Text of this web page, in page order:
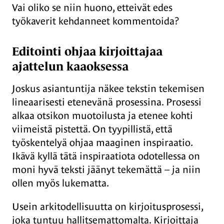
Vai oliko se niin huono, etteivät edes
työkaverit kehdanneet kommentoida?
Editointi ohjaa kirjoittajaa
ajattelun kaaoksessa
Joskus asiantuntija näkee tekstin tekemisen
lineaarisesti etenevänä prosessina. Prosessi
alkaa otsikon muotoilusta ja etenee kohti
viimeistä pistettä. On tyypillistä, että
työskentelyä ohjaa maaginen inspiraatio.
Ikävä kyllä tätä inspiraatiota odotellessa on
moni hyvä teksti jäänyt tekemättä – ja niin
ollen myös lukematta.
Usein arkitodellisuutta on kirjoitusprosessi,
joka tuntuu hallitsemattomalta. Kirjoittaja